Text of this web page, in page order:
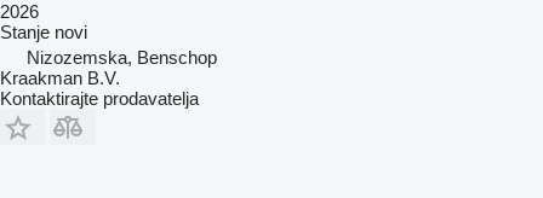
2026
Stanje novi
Nizozemska, Benschop
Kraakman B.V.
Kontaktirajte prodavatelja